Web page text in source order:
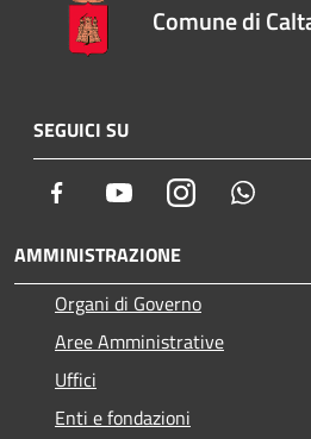
Comune di
SEGUICI SU
Facebook YoutubeInstagram
AMMINISTRAZIONE
Organi di Governo
Aree Amministrative
Uffici
Enti e fondazioni